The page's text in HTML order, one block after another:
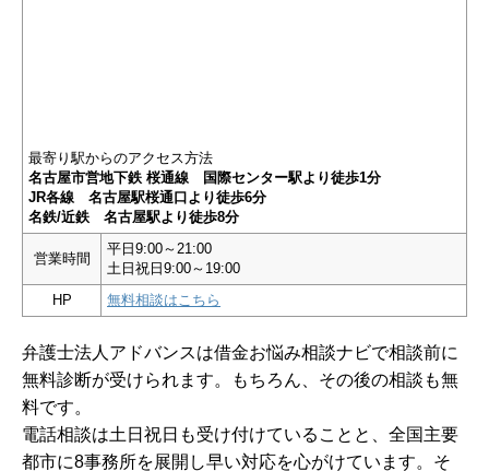
最寄り駅からのアクセス方法
名古屋市営地下鉄 桜通線 国際センター駅より徒歩1分
JR各線 名古屋駅桜通口より徒歩6分
名鉄/近鉄 名古屋駅より徒歩8分
営業時間
平日9:00～21:00
土日祝日9:00～19:00
HP
無料相談はこちら
弁護士法人アドバンスは借金お悩み相談ナビで相談前に
無料診断が受けられます。もちろん、その後の相談も無
料です。
電話相談は土日祝日も受け付けていることと、全国主要
都市に8事務所を展開し早い対応を心がけています。そ